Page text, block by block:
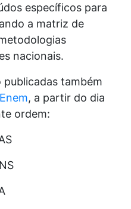
específicos para
a matriz de
nacionais.
publicadas também
, a partir do dia
ordem: